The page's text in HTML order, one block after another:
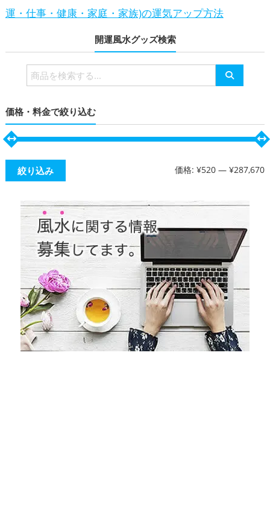
運・仕事・健康・家庭・家族)の運気アップ方法
開運風水グッズ検索
検
索
象:
価格・料金で絞り込む
絞り込み 価格:¥520 —¥287,670